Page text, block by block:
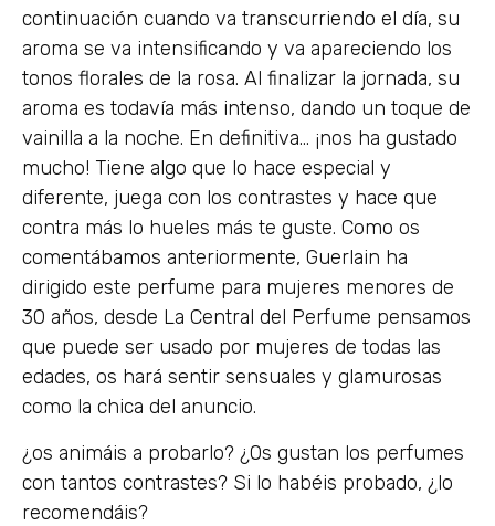
continuación cuando va transcurriendo el día, su
aroma se va intensificando y va apareciendo los
tonos florales de la rosa. Al finalizar la jornada, su
aroma es todavía más intenso, dando un toque de
vainilla a la noche. En definitiva… ¡nos ha gustado
mucho! Tiene algo que lo hace especial y
diferente, juega con los contrastes y hace que
contra más lo hueles más te guste. Como os
comentábamos anteriormente, Guerlain ha
dirigido este perfume para mujeres menores de
30 años, desde La Central del Perfume pensamos
que puede ser usado por mujeres de todas las
edades, os hará sentir sensuales y glamurosas
como la chica del anuncio.
¿os animáis a probarlo? ¿Os gustan los perfumes
con tantos contrastes? Si lo habéis probado, ¿lo
recomendáis?